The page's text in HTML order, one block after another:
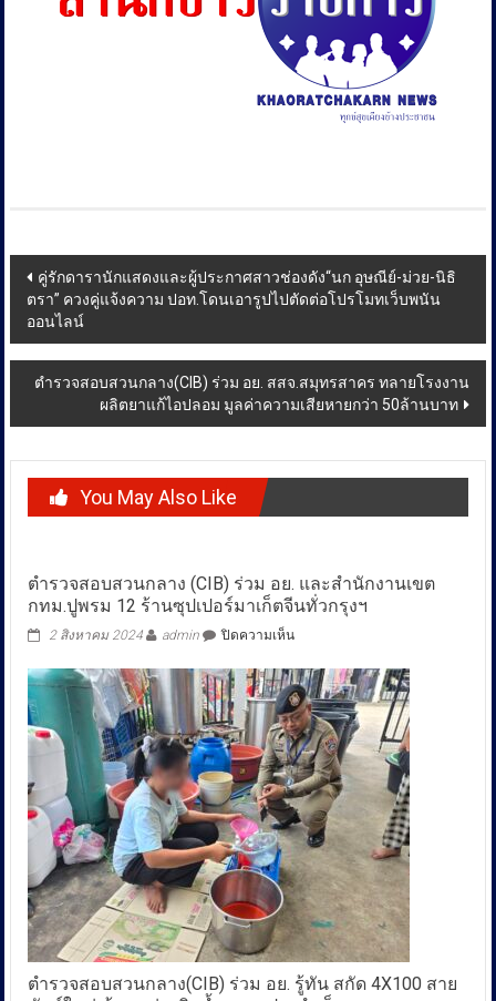
Post
navigation
คู่รักดารานักแสดงและผู้ประกาศสาวช่องดัง“นก อุษณีย์-ม่วย-นิธิ
ตรา” ควงคู่แจ้งความ ปอท.โดนเอารูปไปตัดต่อโปรโมทเว็บพนัน
ออนไลน์
ตำรวจสอบสวนกลาง(CIB) ร่วม อย. สสจ.สมุทรสาคร ทลายโรงงาน
ผลิตยาแก้ไอปลอม มูลค่าความเสียหายกว่า 50ล้านบาท
You May Also Like
ตำรวจสอบสวนกลาง (CIB) ร่วม อย. และสำนักงานเขต
กทม.ปูพรม 12 ร้านซุปเปอร์มาเก็ตจีนทั่วกรุงฯ
2 สิงหาคม 2024 admin ปิดความเห็นบน
สอบสวน
กลาง
(CIB)
ร่วม
อย.
และ
สำนักงาน
เขต
กทม.ปู
พรม
12
ร้าน
ซุปเปอร์
มา
จีน
ทั่ว
ตำรวจสอบสวนกลาง(CIB) ร่วม อย. รู้ทัน สกัด 4X100 สาย